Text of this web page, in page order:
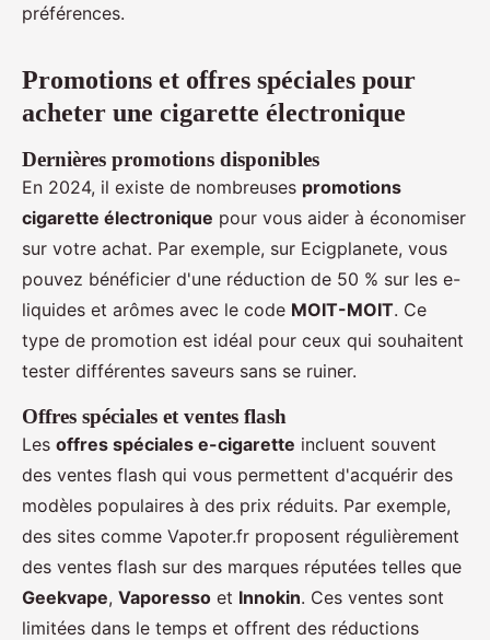
préférences.
Promotions et offres spéciales pour
acheter une cigarette électronique
Dernières promotions disponibles
En 2024, il existe de nombreuses promotions
cigarette électronique pour vous aider à économiser
sur votre achat. Par exemple, sur Ecigplanete, vous
pouvez bénéficier d'une réduction de 50 % sur les e-
liquides et arômes avec le code MOIT-MOIT. Ce
type de promotion est idéal pour ceux qui souhaitent
tester différentes saveurs sans se ruiner.
Offres spéciales et ventes flash
Les offres spéciales e-cigarette incluent souvent
des ventes flash qui vous permettent d'acquérir des
modèles populaires à des prix réduits. Par exemple,
des sites comme Vapoter.fr proposent régulièrement
des ventes flash sur des marques réputées telles que
Geekvape, Vaporesso et Innokin. Ces ventes sont
limitées dans le temps et offrent des réductions